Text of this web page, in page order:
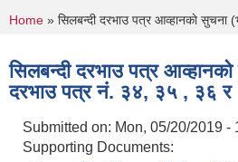
You are here
Home » सिलबन्दी दरभाउ पत्र आव्हानकाे सुचना
सिलबन्दी दरभाउ पत्र
दरभाउ पत्र नं. ३४, ३५ , ३६ र
Submitted on: Mon, 05/20/2019 -
Supporting Documents: